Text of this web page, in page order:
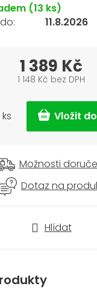
Hlídat
(13 ks)
11.8.2026
1 389 Kč
1 148 Kč bez DPH
cena:
ks
Možnosti
Dotaz na